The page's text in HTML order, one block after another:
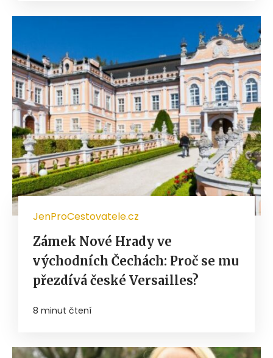
JenProCestovatele.cz
Zámek Nové Hrady ve
východních Čechách: Proč se mu
přezdívá české Versailles?
8 minut čtení